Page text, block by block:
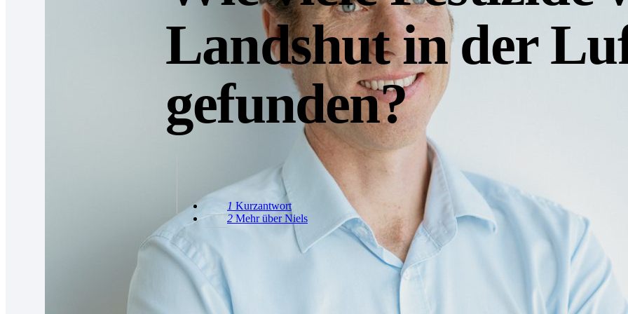
Landshut in der
gefunden?
1 Kurzantwort
2 Mehr über Niels